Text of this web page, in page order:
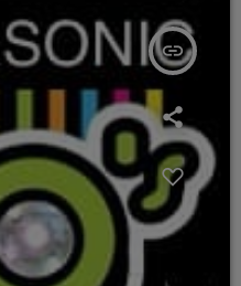
insert_link